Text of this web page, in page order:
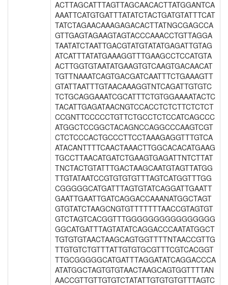
ACTTAGCATTTAGTTAGCAACACTTATGGANTCA
AAATTCATGTGATTTATATCTACTGATGTATTTCAT
TATCTAGAACAAAGAGACACTTATNGCGAGCCA
GTTGAGTAGAAGTAGTACCCAAACCTGTTAGGA
TAATATCTAATTGACGTATGTATATGAGATTGTAG
ATCATTTATATGAAAGGTTTGAAGCCTCCATGTA
ACTTGGTGTAATATGAAGTGTCAAGTGACAACAT
TGTTNAAATCAGTGACGATCAATTTCTGAAAGTT
GTATTAATTTGTAACAAAGGTNTCAGATTGTGTC
TCTGCAGGAAATCGCATTTCTGTGGAAAATACTC
TACATTGAGATAACNGTCCACCTCTCTTCTCTCT
CCGNTTCCCCCTGTTCTGCCTCTCCATCAGCCC
ATGGCTCCGGCTACAGNCCAGGCCCAAGTCGT
CTCTCCCACTGCCCTTCCTAAAGAGGTTTGTCA
ATACANTTTTCAACTAAACTTGGCACACATGAAG
TGCCTTAACATGATCTGAAGTGAGATTNTCTTAT
TNCTACTGTATTTGACTAAGCAATGTAGTTATGG
TTGTATAATCCGTGTGTGTTTAGTCATGGTTTGG
CGGGGGCATGATTTAGTGTATCAGGATTGAATT
GAATTGAATTGATCAGGACCAAANATGGCTAGT
GTGTATCTAAGCNGTGTTTTTTTAACCGTAGTGT
GTCTAGTCACGGTTTGGGGGGGGGGGGGGGG
GGCATGATTTAGTATATCAGGACCCAATATGGCT
TGTGTGTAACTAAGCAGTGGTTTTNTAACCGTTG
TTGTGTCTGTTTATTGTGTGCGTTTCGTCACGGT
TTGCGGGGGCATGATTTAGGATATCAGGACCCA
ATATGGCTAGTGTGTAACTAAGCAGTGGTTTTAN
AACCGTTGTTGTGTCTATATTGTGTGTGTTTAGTC